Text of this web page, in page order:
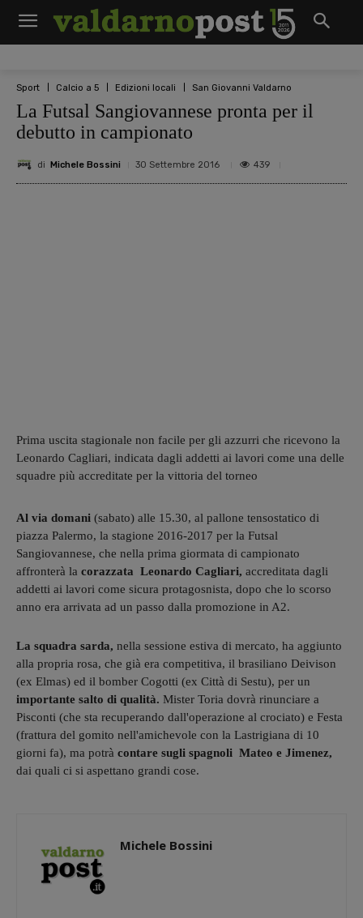
Sport Calcio a 5 Edizioni locali San Giovanni Valdarno
La Futsal Sangiovannese pronta per il
debutto in campionato
di Michele Bossini 30 Settembre 2016 439
Prima uscita stagionale non facile per gli azzurri che ricevono la
Leonardo Cagliari, indicata dagli addetti ai lavori come una delle
squadre più accreditate per la vittoria del torneo
Al via domani (sabato) alle 15.30, al pallone tensostatico di
piazza Palermo, la stagione 2016-2017 per la Futsal
Sangiovannese, che nella prima giormata di campionato
affronterà la corazzata Leonardo Cagliari, accreditata dagli
addetti ai lavori come sicura protagosnista, dopo che lo scorso
anno era arrivata ad un passo dalla promozione in A2.
La squadra sarda, nella sessione estiva di mercato, ha aggiunto
alla propria rosa, che già era competitiva, il brasiliano Deivison
(ex Elmas) ed il bomber Cogotti (ex Città di Sestu), per un
importante salto di qualità. Mister Toria dovrà rinunciare a
Pisconti (che sta recuperando dall'operazione al crociato) e Festa
(frattura del gomito nell'amichevole con la Lastrigiana di 10
giorni fa), ma potrà contare sugli spagnoli Mateo e Jimenez,
dai quali ci si aspettano grandi cose.
Michele Bossini